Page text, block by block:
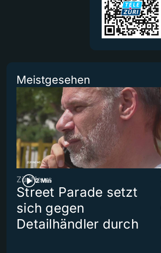
Meistgesehen
2 Min
ZüriNews
Street Parade setzt
sich gegen
Detailhändler durch